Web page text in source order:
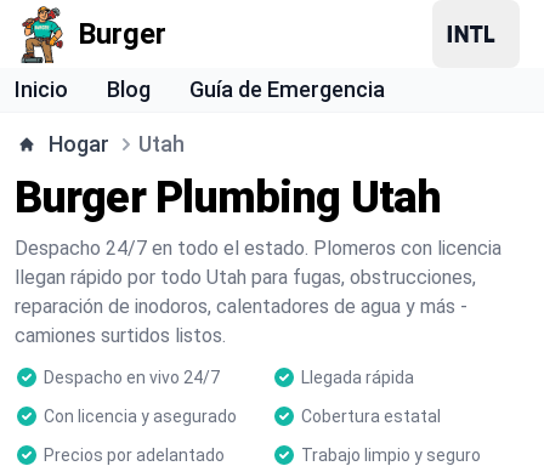
Burger
Inicio Blog Guía de Emergencia
Hogar Utah
Burger Plumbing Utah
Despacho 24/7 en todo el estado. Plomeros con licencia
llegan rápido por todo Utah para fugas, obstrucciones,
reparación de inodoros, calentadores de agua y más -
camiones surtidos listos.
Despacho en vivo 24/7
Llegada rápida
Con licencia y asegurado
Cobertura estatal
Precios por adelantado
Trabajo limpio y seguro